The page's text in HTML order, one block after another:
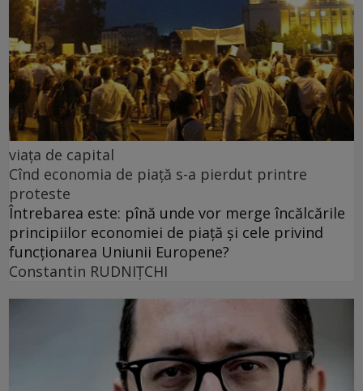
viața de capital
Cînd economia de piață s-a pierdut printre
proteste
Întrebarea este: pînă unde vor merge încălcările
principiilor economiei de piață și cele privind
funcționarea Uniunii Europene?
Constantin RUDNIŢCHI